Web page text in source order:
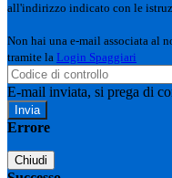
all'indirizzo indicato con le
Non hai una e-mail associata al
tramite la Login Spaggiari
E-mail inviata, si prega di
Errore
Chiudi